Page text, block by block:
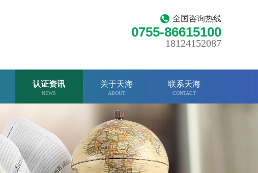
全国咨询热线
0755-86615100
18124152087
认证资讯
NEWS
关于天海
ABOUT
联系天海
CONTACT